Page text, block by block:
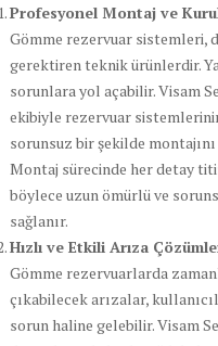
Profesyonel Montaj ve
Gömme rezervuar sistemleri,
gerektiren teknik ürünlerdir.
sorunlara yol açabilir. Visam
ekibiyle rezervuar
sorunsuz bir şekilde
Montaj sürecinde her detay
böylece uzun ömürlü ve
sağlanır.
Hızlı ve Etkili Arıza
Gömme rezervuarlarda
çıkabilecek arızalar,
sorun haline gelebilir. Visam